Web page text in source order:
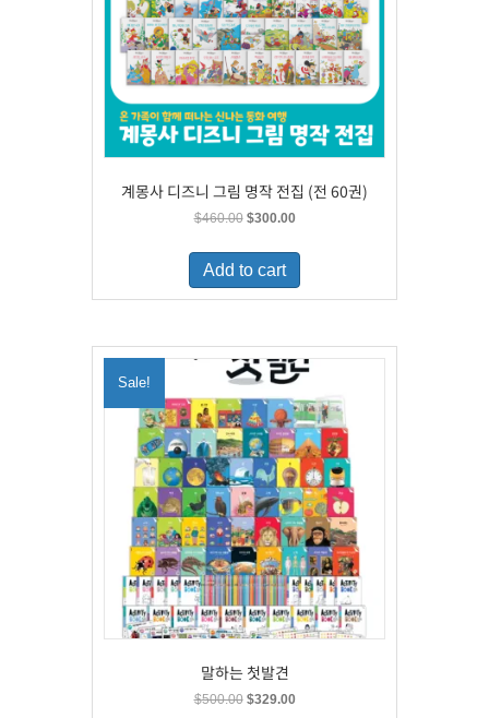
계몽사 디즈니 그림 명작 전집 (전 60권)
$460.00 Original
was:
$460.00.
$300.00Current
is:
Add to cart
Sale!
말하는 첫발견
$500.00 Original
$329.00Current